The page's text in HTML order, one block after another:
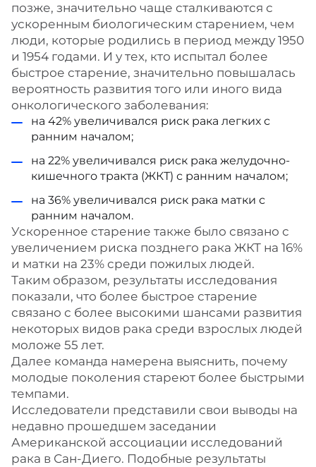
позже, значительно чаще сталкиваются с
ускоренным биологическим старением, чем
люди, которые родились в период между 1950
и 1954 годами. И у тех, кто испытал более
быстрое старение, значительно повышалась
вероятность развития того или иного вида
онкологического заболевания:
на 42% увеличивался риск рака легких с
ранним началом;
на 22% увеличивался риск рака желудочно-
кишечного тракта (ЖКТ) с ранним началом;
на 36% увеличивался риск рака матки с
ранним началом.
Ускоренное старение также было связано с
увеличением риска позднего рака ЖКТ на 16%
и матки на 23% среди пожилых людей.
Таким образом, результаты исследования
показали, что более быстрое старение
связано с более высокими шансами развития
некоторых видов рака среди взрослых людей
моложе 55 лет.
Далее команда намерена выяснить, почему
молодые поколения стареют более быстрыми
темпами.
Исследователи представили свои выводы на
недавно прошедшем заседании
Американской ассоциации исследований
рака в Сан-Диего. Подобные результаты